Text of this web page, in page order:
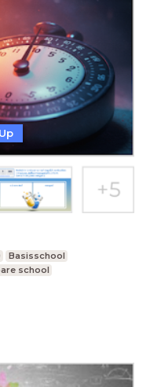
Basisschool
school